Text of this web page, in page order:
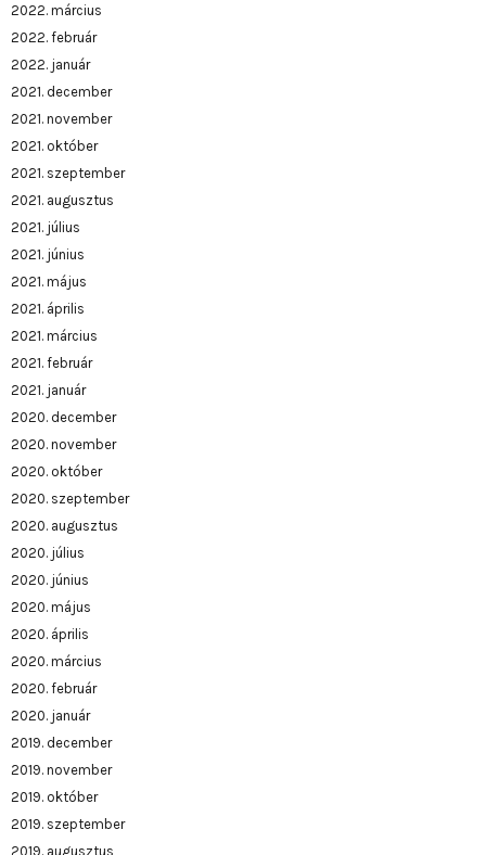
2022. március
2022. február
2022. január
2021. december
2021. november
2021. október
2021. szeptember
2021. augusztus
2021. július
2021. június
2021. május
2021. április
2021. március
2021. február
2021. január
2020. december
2020. november
2020. október
2020. szeptember
2020. augusztus
2020. július
2020. június
2020. május
2020. április
2020. március
2020. február
2020. január
2019. december
2019. november
2019. október
2019. szeptember
2019. augusztus